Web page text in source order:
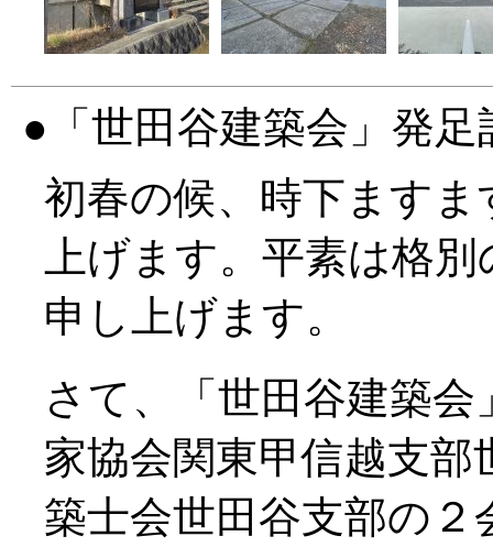
「世田谷建築会」発
初春の候、時下ます
上げます。平素は格
申し上げます。
さて、「世田谷建築
家協会関東甲信越支
築士会世田谷支部の